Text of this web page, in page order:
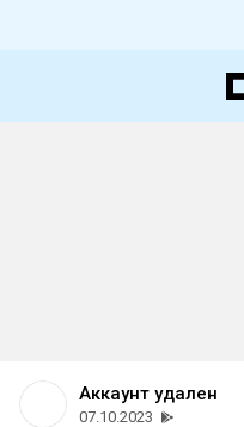
Аккаунт удален
07.10.2023